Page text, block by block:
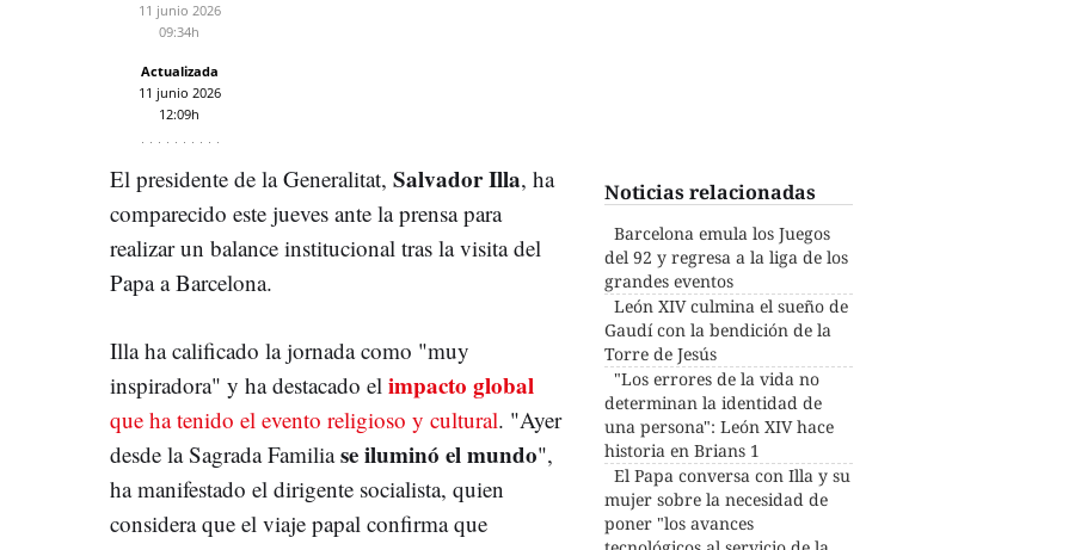
11 junio 2026
09:34h
Actualizada
11 junio 2026
12:09h
Noticias relacionadas
Barcelona emula los Juegos
del 92 y regresa a la liga de los
grandes eventos
León XIV culmina el sueño de
Gaudí con la bendición de la
Torre de Jesús
"Los errores de la vida no
determinan la identidad de
una persona": León XIV hace
historia en Brians 1
El Papa conversa con Illa y su
mujer sobre la necesidad de
poner "los avances
El presidente de la Generalitat, Salvador Illa, ha
comparecido este jueves ante la prensa para
realizar un balance institucional tras la visita del
Papa a Barcelona.
Illa ha calificado la jornada como "muy
inspiradora" y ha destacado el impacto global
que ha tenido el evento religioso y cultural. "Ayer
desde la Sagrada Familiase iluminó el mundo",
ha manifestado el dirigente socialista, quien
considera que el viaje papal confirma que